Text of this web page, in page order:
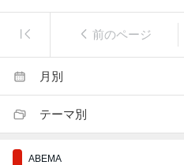
前のページ
月別
テーマ別
ABEMA